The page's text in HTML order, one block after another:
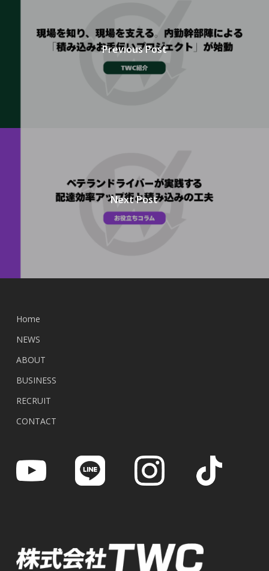
Previous Post
Next Post
Home
NEWS
ABOUT
BUSINESS
RECRUIT
CONTACT